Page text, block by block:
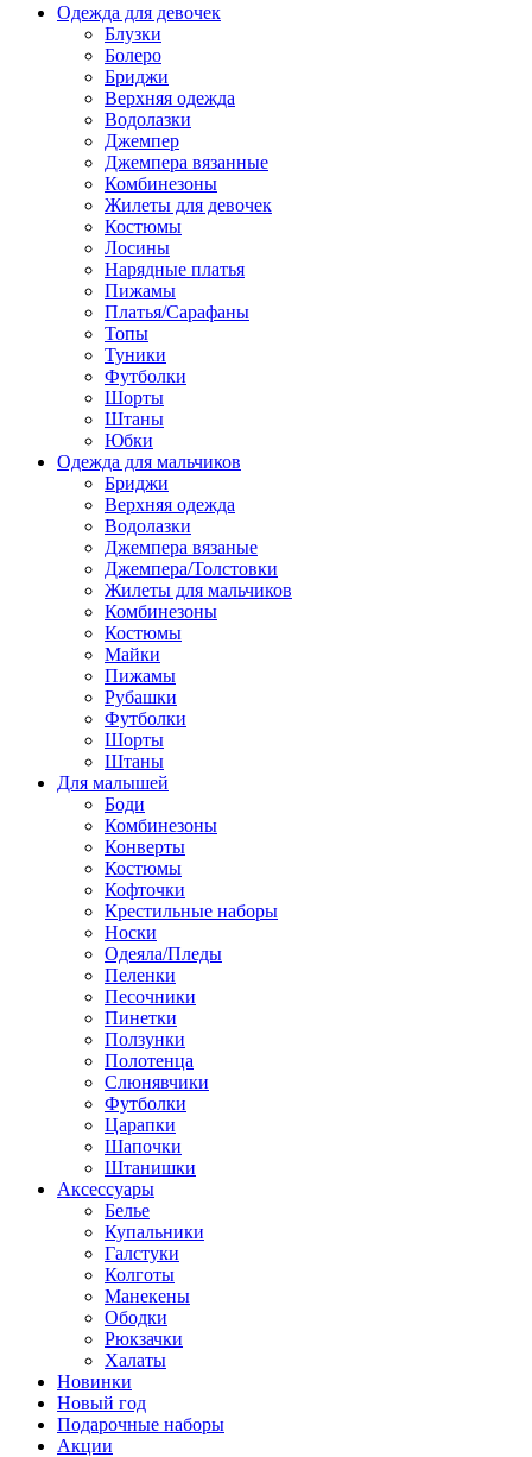
Одежда для девочек
Блузки
Болеро
Бриджи
Верхняя одежда
Водолазки
Джемпер
Джемпера вязанные
Комбинезоны
Жилеты для девочек
Костюмы
Лосины
Нарядные платья
Пижамы
Платья/Сарафаны
Топы
Туники
Футболки
Шорты
Штаны
Юбки
Одежда для мальчиков
Бриджи
Верхняя одежда
Водолазки
Джемпера вязаные
Джемпера/Толстовки
Жилеты для мальчиков
Комбинезоны
Костюмы
Майки
Пижамы
Рубашки
Футболки
Шорты
Штаны
Для малышей
Боди
Комбинезоны
Конверты
Костюмы
Кофточки
Крестильные наборы
Носки
Одеяла/Пледы
Пеленки
Песочники
Пинетки
Ползунки
Полотенца
Слюнявчики
Футболки
Царапки
Шапочки
Штанишки
Аксессуары
Белье
Купальники
Галстуки
Колготы
Манекены
Ободки
Рюкзачки
Халаты
Новинки
Новый год
Подарочные наборы
Акции